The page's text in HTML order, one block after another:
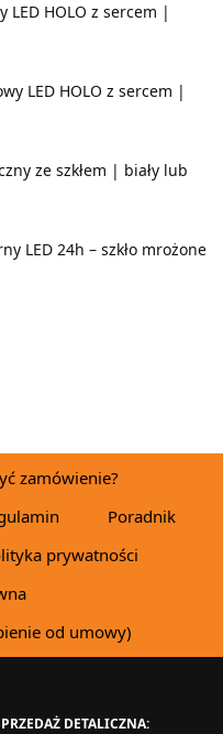
LED HOLO z sercem |
LED HOLO z sercem |
ze szkłem | biały lub
LED 24h – szkło mrożone
zamówienie?
Poradnik
prywatności
od umowy)
DETALICZNA: